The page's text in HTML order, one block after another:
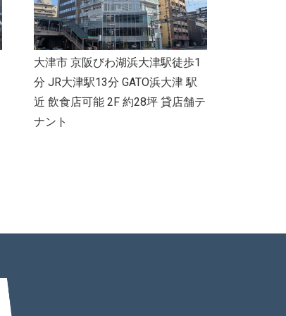
大津市 京阪びわ湖浜大津駅徒歩1
分 JR大津駅13分 GATO浜大津 駅
近 飲食店可能 2F 約28坪 貸店舗テ
ナント